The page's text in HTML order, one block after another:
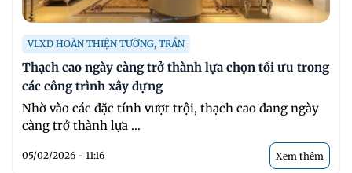
VLXD HOÀN THIỆN TƯỜNG, TRẦN
Thạch cao ngày càng trở thành lựa chọn tối ưu trong
các công trình xây dựng
Nhờ vào các đặc tính vượt trội, thạch cao đang ngày
càng trở thành lựa ...
05/02/2026 - 11:16 Xem thêm